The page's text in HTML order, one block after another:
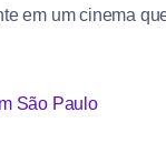
em um cinema
São Paulo